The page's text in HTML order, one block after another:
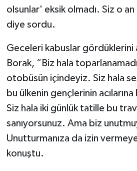
olsunlar' eksik olmadı. Siz o
diye sordu.
Geceleri kabuslar gördüklerini
Borak, “Biz hala
otobüsün içindeyiz. Siz hala
bu ülkenin gençlerinin acılarına
Siz hala iki günlük tatille bu
sanıyorsunuz. Ama biz
Unutturmanıza da izin
konuştu.